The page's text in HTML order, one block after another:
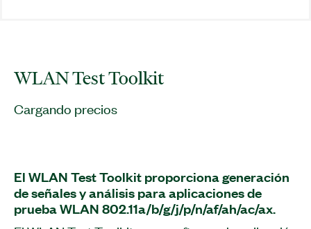
WLAN Test Toolkit
Cargando precios
El WLAN Test Toolkit proporciona generación
de señales y análisis para aplicaciones de
prueba WLAN 802.11a/b/g/j/p/n/af/ah/ac/ax.